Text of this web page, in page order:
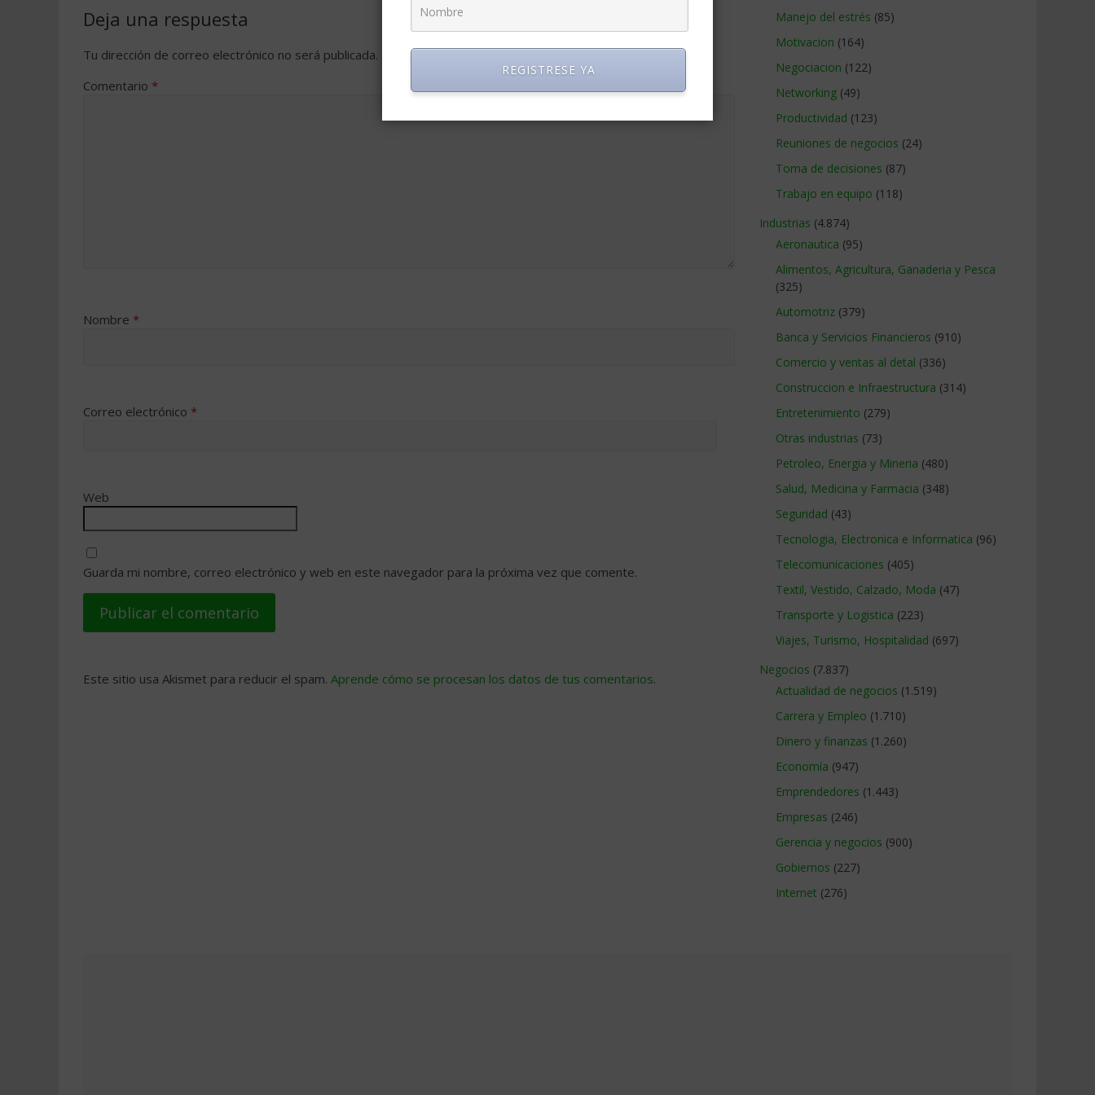
Deja una respuesta
Tu dirección de correo electrónico no será publicada. Los campos obligatorios están marcados con*
Comentario *
Nombre *
Correo electrónico *
Web
Guarda mi nombre, correo electrónico y web en este navegador para la próxima vez que comente.
Este sitio usa Akismet para reducir el spam. Aprende cómo se procesan los datos de tus comentarios.
Manejo del estrés (85)
Motivacion (164)
Negociacion (122)
Networking (49)
Productividad (123)
Reuniones de negocios (24)
Toma de decisiones (87)
Trabajo en equipo (118)
Industrias (4.874)
Aeronautica (95)
Alimentos, Agricultura, Ganaderia y Pesca
(325)
Automotriz (379)
Banca y Servicios Financieros (910)
Comercio y ventas al detal (336)
Construccion e Infraestructura (314)
Entretenimiento (279)
Otras industrias (73)
Petroleo, Energia y Mineria (480)
Salud, Medicina y Farmacia (348)
Seguridad (43)
Tecnologia, Electronica e Informatica (96)
Telecomunicaciones (405)
Textil, Vestido, Calzado, Moda (47)
Transporte y Logistica (223)
Viajes, Turismo, Hospitalidad (697)
Negocios (7.837)
Actualidad de negocios (1.519)
Carrera y Empleo (1.710)
Dinero y finanzas (1.260)
Economía (947)
Emprendedores (1.443)
Empresas (246)
Gerencia y negocios (900)
Gobiernos (227)
Internet (276)
REGISTRESE YA